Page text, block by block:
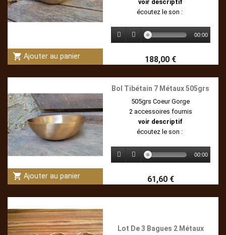
shopping_cart Ajouter au panier
voir descriptif
écoutez le son :
00:00
188,00 €
shopping_cart Ajouter au panier
Bol Tibétain 7 Métaux 505grs
505grs Coeur Gorge
2 accessoires fournis
voir descriptif
écoutez le son :
00:00
61,60 €
Lot De 3 Bagues 2 Métaux